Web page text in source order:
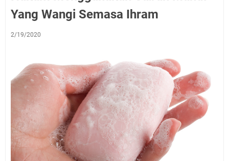
Yang Wangi Semasa Ihram
2/19/2020